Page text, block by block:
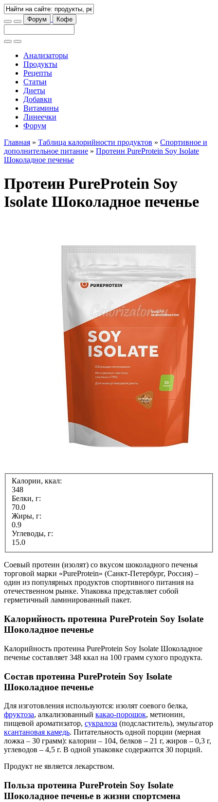
Форум Кофе
Анализаторы
Продукты
Рецепты
Статьи
Диеты
Добавки
Витамины
Линеечки
Форум
Главная » Таблица калорийности продуктов » Спортивное и
дополнительное питание » Протеин PureProtein Soy Isolate
Шоколадное печенье
Протеин PureProtein Soy
Isolate Шоколадное печенье
Калории, ккал:
348
Белки, г:
70.0
Жиры, г:
0.9
Углеводы, г:
15.0
Соевый протеин (изолят) со вкусом шоколадного печенья
торговой марки «PureProtein» (Санкт-Петербург, Россия) –
один из популярных продуктов спортивного питания на
отечественном рынке. Упаковка представляет собой
герметичный ламинированный пакет.
Калорийность протеина PureProtein Soy Isolate
Шоколадное печенье
Калорийность протеина PureProtein Soy Isolate Шоколадное
печенье составляет 348 ккал на 100 грамм сухого продукта.
Состав протеина PureProtein Soy Isolate
Шоколадное печенье
Для изготовления используются: изолят соевого белка,
фруктоза, алкализованный какао-порошок, метионин,
пищевой ароматизатор, сукралоза (подсластитель), эмульгатор
ксантановая камедь. Питательность одной порции (мерная
ложка – 30 грамм): калории – 104, белков – 21 г, жиров – 0,3 г,
углеводов – 4,5 г. В одной упаковке содержится 30 порций.
Продукт не является лекарством.
Польза протеина PureProtein Soy Isolate
Шоколадное печенье в жизни спортсмена